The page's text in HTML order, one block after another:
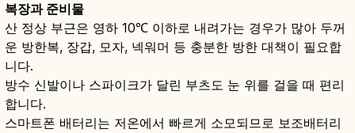
복장과 준비물
산 정상 부근은 영하 10℃ 이하로 내려가는 경우가 많아 두꺼
운 방한복, 장갑, 모자, 넥워머 등 충분한 방한 대책이 필요합
니다.
방수 신발이나 스파이크가 달린 부츠도 눈 위를 걸을 때 편리
합니다.
스마트폰 배터리는 저온에서 빠르게 소모되므로 보조배터리